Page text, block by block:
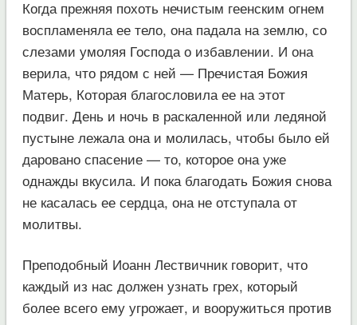
Когда прежняя похоть нечистым геенским огнем
воспламеняла ее тело, она падала на землю, со
слезами умоляя Господа о избавлении. И она
верила, что рядом с ней — Пречистая Божия
Матерь, Которая благословила ее на этот
подвиг. День и ночь в раскаленной или ледяной
пустыне лежала она и молилась, чтобы было ей
даровано спасение — то, которое она уже
однажды вкусила. И пока благодать Божия снова
не касалась ее сердца, она не отступала от
молитвы.
Преподобный Иоанн Лествичник говорит, что
каждый из нас должен узнать грех, который
более всего ему угрожает, и вооружиться против